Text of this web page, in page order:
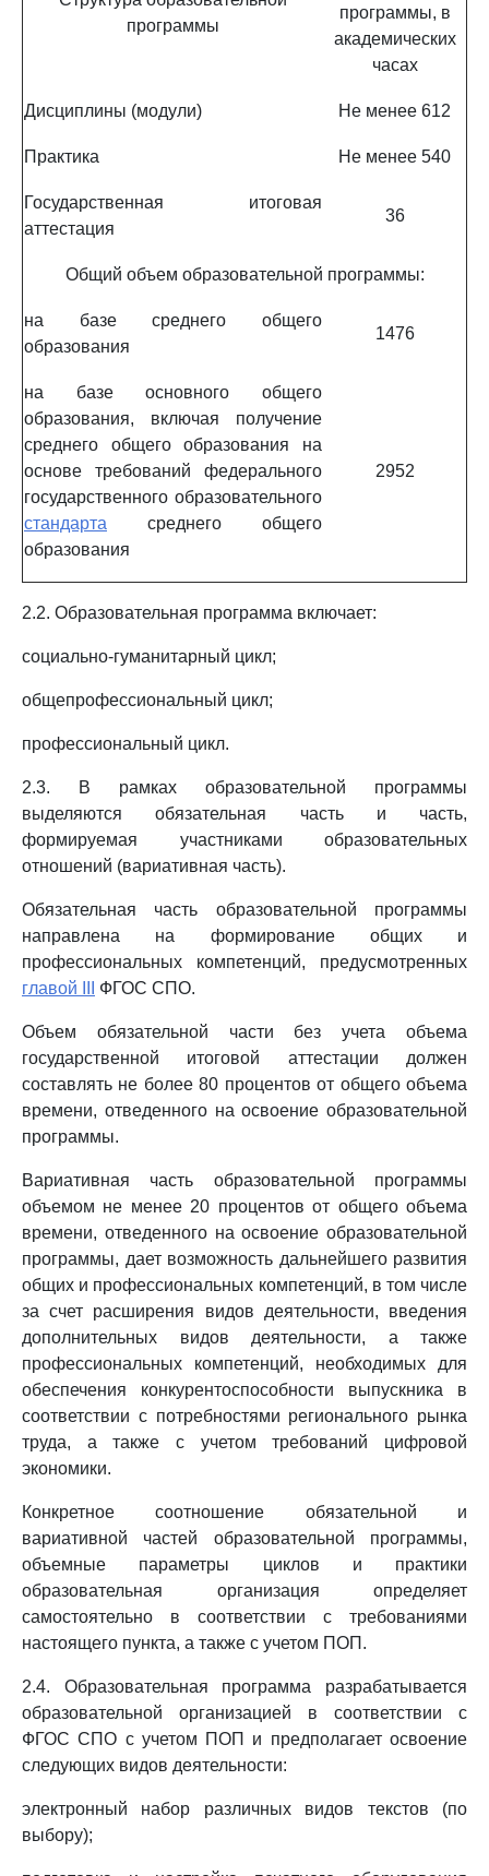
программы
программы, в
академических
часах
Дисциплины (модули) Не менее 612
Практика Не менее 540
Государственная итоговая
аттестация
36
Общий объем образовательной программы:
на базе среднего общего
образования
1476
на базе основного общего
образования, включая получение
среднего общего образования на
основе требований федерального
государственного образовательного
стандарта среднего общего
образования
2952
2.2. Образовательная программа включает:
социально-гуманитарный цикл;
общепрофессиональный цикл;
профессиональный цикл.
2.3. В рамках образовательной программы
выделяются обязательная часть и часть,
формируемая участниками образовательных
отношений (вариативная часть).
Обязательная часть образовательной программы
направлена на формирование общих и
профессиональных компетенций, предусмотренных
главой III
ФГОС СПО.
Объем обязательной части без учета объема
государственной итоговой аттестации должен
составлять не более 80 процентов от общего объема
времени, отведенного на освоение образовательной
программы.
Вариативная часть образовательной программы
объемом не менее 20 процентов от общего объема
времени, отведенного на освоение образовательной
программы, дает возможность дальнейшего развития
общих и профессиональных компетенций, в том числе
за счет расширения видов деятельности, введения
дополнительных видов деятельности, а также
профессиональных компетенций, необходимых для
обеспечения конкурентоспособности выпускника в
соответствии с потребностями регионального рынка
труда, а также с учетом требований цифровой
экономики.
Конкретное соотношение обязательной и
вариативной частей образовательной программы,
объемные параметры циклов и практики
образовательная организация определяет
самостоятельно в соответствии с требованиями
настоящего пункта, а также с учетом ПОП.
2.4. Образовательная программа разрабатывается
образовательной организацией в соответствии с
ФГОС СПО с учетом ПОП и предполагает освоение
следующих видов деятельности:
электронный набор различных видов текстов (по
выбору);